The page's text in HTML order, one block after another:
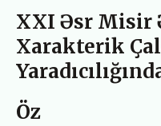
XXI Əsr Misir
Xarakterik
Öz